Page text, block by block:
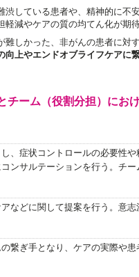
渋している患者や、精神的に不
軽減やケアの質の均てん化が期
難しかった、非がんの患者に対
向上やエンドオブライフケアに
チーム（役割分担）にお
、症状コントロールの必要性
ンサルテーションを行う。チ
などに関して提案を行う。意
繋ぎ手となり、ケアの実際や